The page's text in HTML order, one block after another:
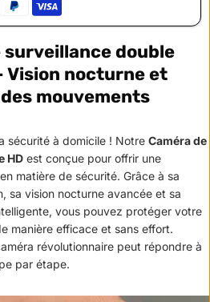
surveillance double
Vision nocturne et
mouvements
sécurité à domicile ! Notre Caméra de
HD est conçue pour offrir une
matière de sécurité. Grâce à sa
sa vision nocturne avancée et sa
vous pouvez protéger votre
manière efficace et sans effort.
révolutionnaire peut répondre à
par étape.